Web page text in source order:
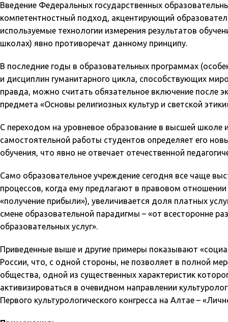
Введение Федеральных государственных
компетентностный подход, акцентирующий
используемые технологии измерения результатов
школах) явно противоречат данному принципу.
В последние годы в образовательных программах
и дисциплин гуманитарного цикла, способствующих
правда, можно считать обязательное включение после
предмета «Основы религиозных культур и светской
С переходом на уровневое образование в высшей школе
самостоятельной работы студентов определяет его
обучения, что явно не отвечает отечественной
Само образовательное учреждение сегодня все чаще
процессов, когда ему предлагают в правовом
«получение прибыли»), увеличивается доля платных
смене образовательной парадигмы – «от всесторонне
образовательных услуг».
Приведенные выше и другие примеры показывают
России, что, с одной стороны, не позволяет в полной
общества, одной из существенных характеристик
активизироваться в очевидном направлении
Первого культурологического конгресса на Алтае –